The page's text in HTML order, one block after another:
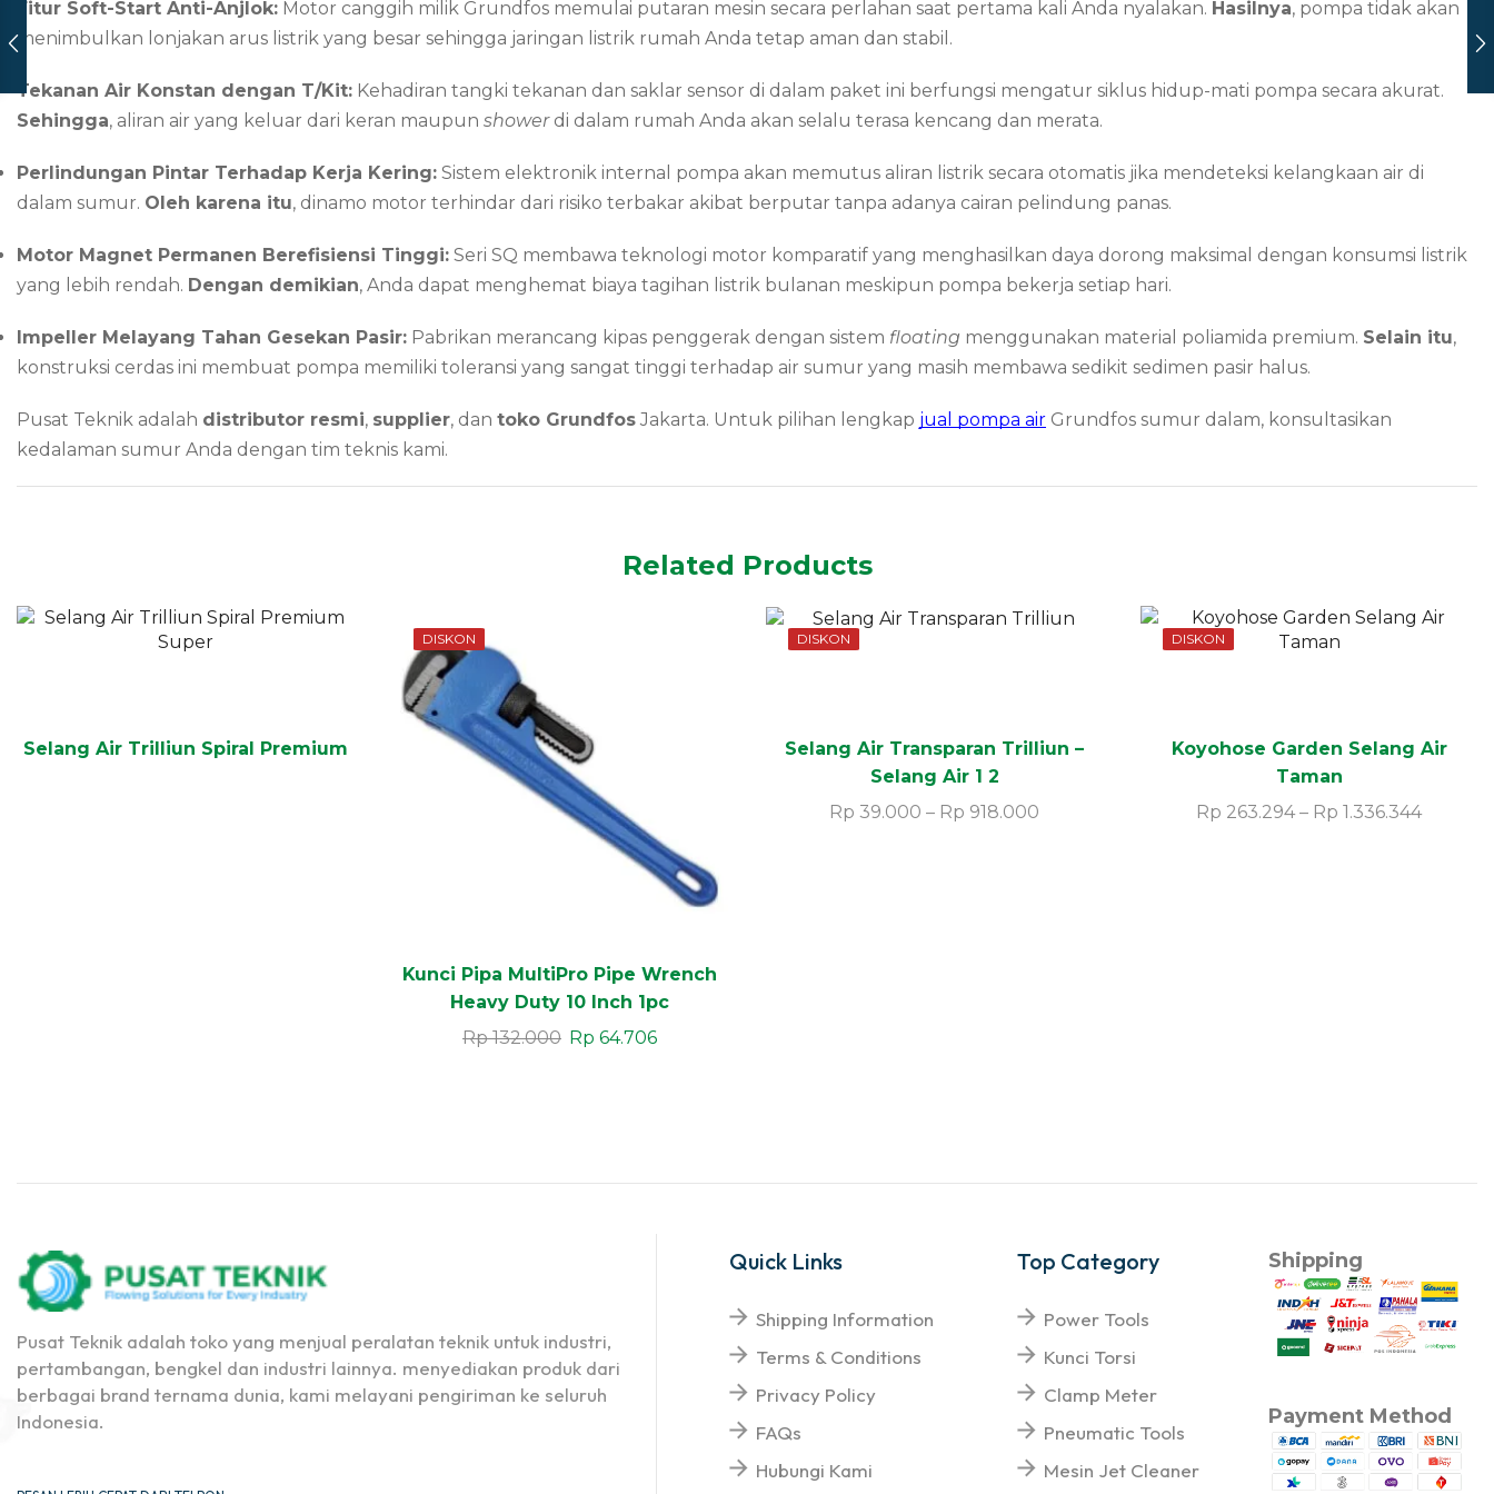
Fitur Soft-Start Anti-Anjlok: Motor canggih milik Grundfos memulai putaran mesin secara perlahan saat pertama kali Anda nyalakan. Hasilnya, pompa tidak akan
menimbulkan lonjakan arus listrik yang besar sehingga jaringan listrik rumah Anda tetap aman dan stabil.
Tekanan Air Konstan dengan T/Kit: Kehadiran tangki tekanan dan saklar sensor di dalam paket ini berfungsi mengatur siklus hidup-mati pompa secara akurat.
Sehingga, aliran air yang keluar dari keran maupun showerdi dalam rumah Anda akan selalu terasa kencang dan merata.
Perlindungan Pintar Terhadap Kerja Kering: Sistem elektronik internal pompa akan memutus aliran listrik secara otomatis jika mendeteksi kelangkaan air di
dalam sumur. Oleh karena itu, dinamo motor terhindar dari risiko terbakar akibat berputar tanpa adanya cairan pelindung panas.
Motor Magnet Permanen Berefisiensi Tinggi: Seri SQ membawa teknologi motor komparatif yang menghasilkan daya dorong maksimal dengan konsumsi listrik
yang lebih rendah. Dengan demikian, Anda dapat menghemat biaya tagihan listrik bulanan meskipun pompa bekerja setiap hari.
Impeller Melayang Tahan Gesekan Pasir: Pabrikan merancang kipas penggerak dengan sistem floating menggunakan material poliamida premium. Selain itu,
konstruksi cerdas ini membuat pompa memiliki toleransi yang sangat tinggi terhadap air sumur yang masih membawa sedikit sedimen pasir halus.
Pusat Teknik adalah distributor resmi, supplier, dan toko Grundfos Jakarta. Untuk pilihan lengkap jual pompa air Grundfos sumur dalam, konsultasikan
kedalaman sumur Anda dengan tim teknis kami.
Related Products
Selang Air Trilliun Spiral Premium
DISKON
Kunci Pipa MultiPro Pipe Wrench
Heavy Duty 10 Inch 1pc
Rp132.000 Rp 64.706
DISKON
Selang Air Transparan Trilliun –
Selang Air 1 2
Rp 39.000 – Rp 918.000
DISKON
Koyohose Garden Selang Air
Taman
Rp 263.294 – Rp 1.336.344
Pusat Teknik adalah toko yang menjual peralatan teknik untuk industri,
pertambangan, bengkel dan industri lainnya. menyediakan produk dari
berbagai brand ternama dunia, kami melayani pengiriman ke seluruh
Indonesia.
Quick Links
Shipping Information
Terms & Conditions
Privacy Policy
FAQs
Hubungi Kami
Top Category
Power Tools
Kunci Torsi
Clamp Meter
Pneumatic Tools
Mesin Jet Cleaner
Shipping
Payment Method